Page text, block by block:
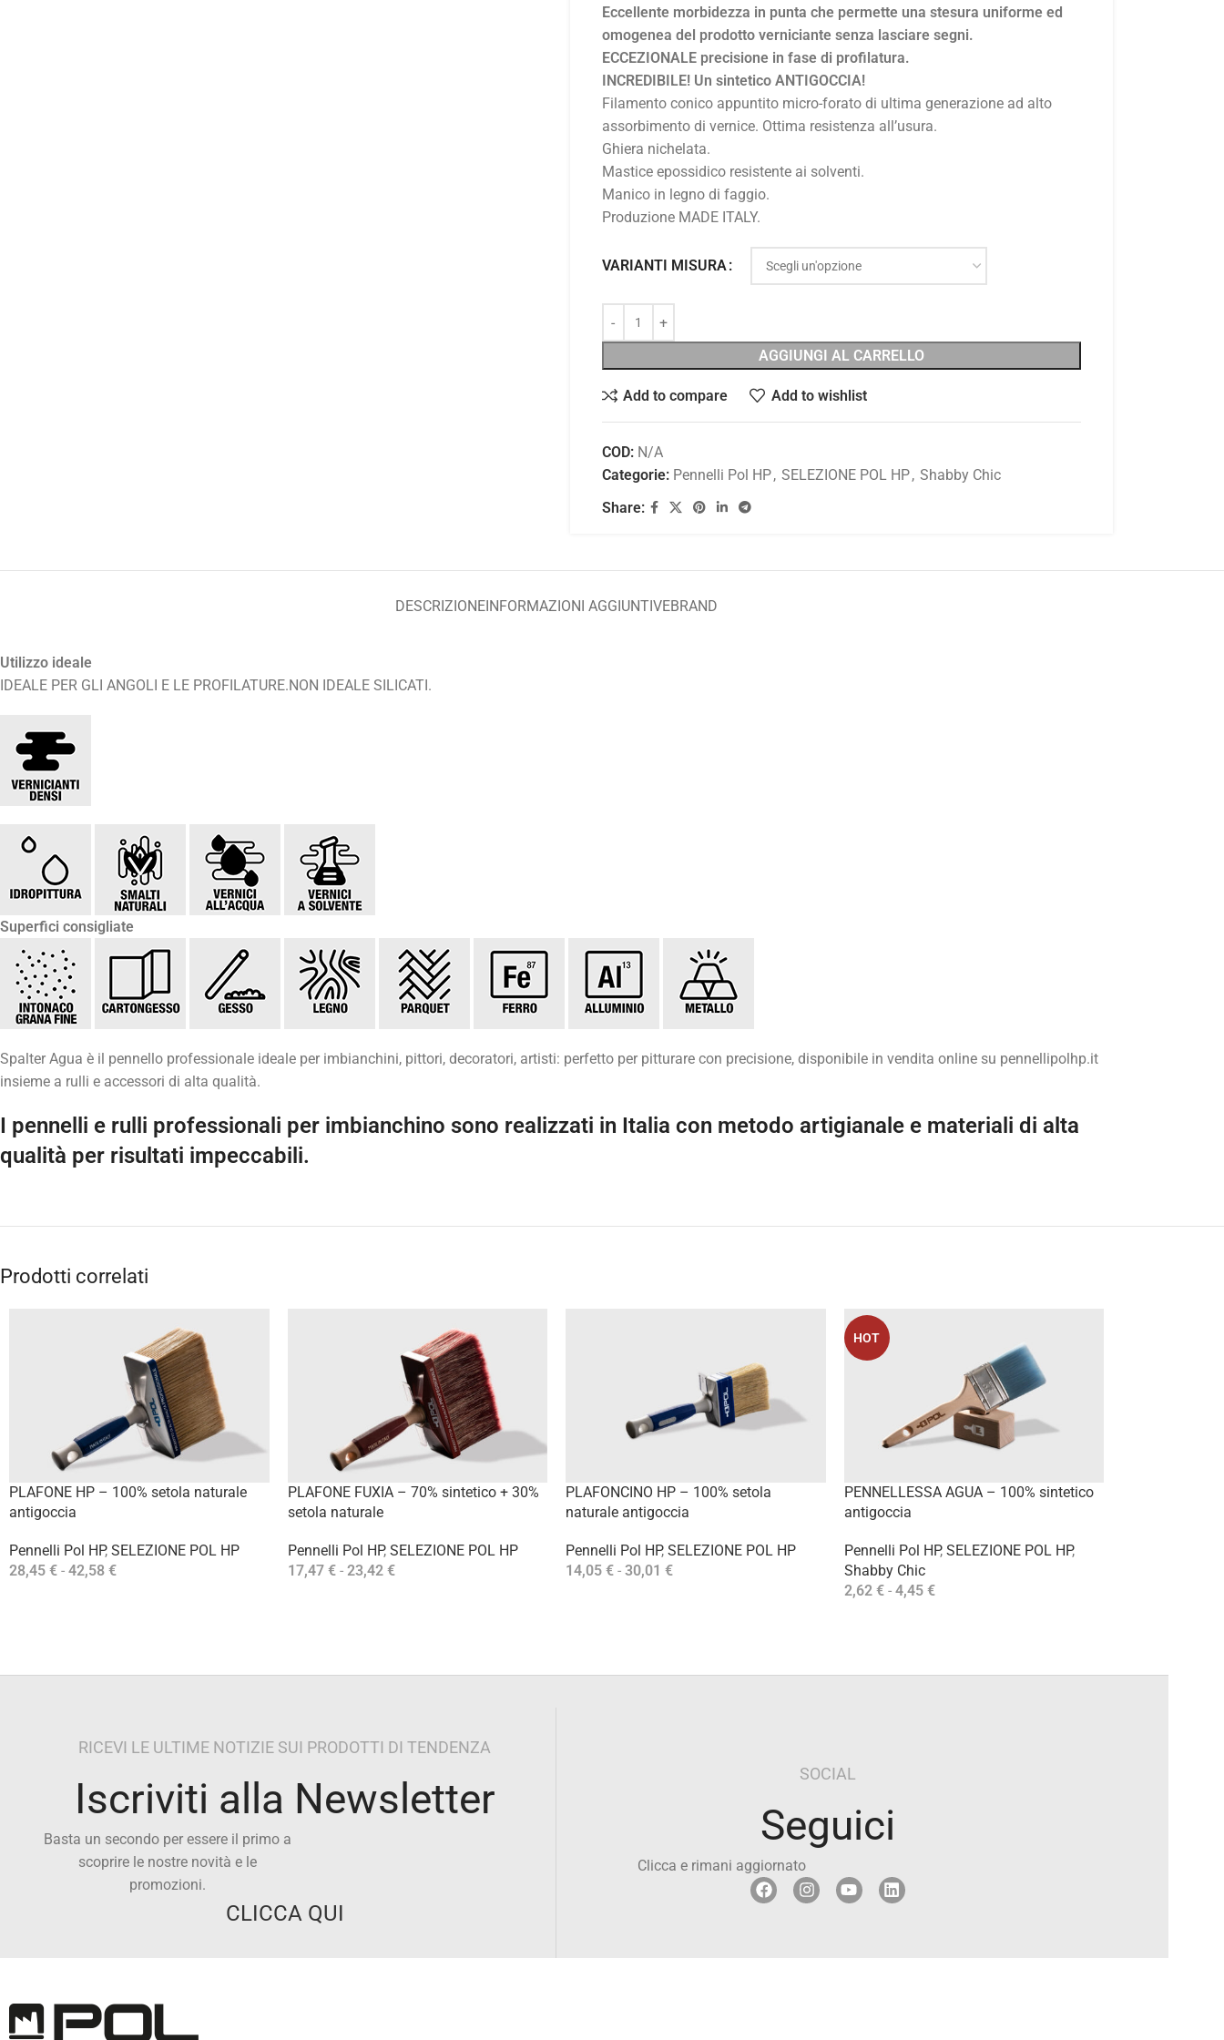
Eccellente morbidezza in punta che permette una stesura uniforme ed
omogenea del prodotto verniciante senza lasciare segni.
ECCEZIONALE precisione in fase di profilatura.
INCREDIBILE! Un sintetico ANTIGOCCIA!
Filamento conico appuntito micro-forato di ultima generazione ad alto
assorbimento di vernice. Ottima resistenza all’usura.
Ghiera nichelata.
Mastice epossidico resistente ai solventi.
Manico in legno di faggio.
Produzione MADE ITALY.
VARIANTI MISURA
AGGIUNGI AL CARRELLO
Add to compare Add to wishlist
COD: N/A
Categorie: Pennelli Pol HP, SELEZIONE POL HP, Shabby Chic
Share:
DESCRIZIONEINFORMAZIONI AGGIUNTIVEBRAND
Utilizzo ideale
IDEALE PER GLI ANGOLI E LE PROFILATURE.NON IDEALE SILICATI.
Superfici consigliate
Spalter Agua è il pennello professionale ideale per imbianchini, pittori, decoratori, artisti: perfetto per pitturare con precisione, disponibile in vendita online su pennellipolhp.it
insieme a rulli e accessori di alta qualità.
I pennelli e rulli professionali per imbianchino sono realizzati in Italia con metodo artigianale e materiali di alta
qualità per risultati impeccabili.
Prodotti correlati
PLAFONE HP – 100% setola naturale
antigoccia
Pennelli Pol HP, SELEZIONE POL HP
28,45 € - 42,58 €
PLAFONE FUXIA – 70% sintetico + 30%
setola naturale
Pennelli Pol HP, SELEZIONE POL HP
17,47 € - 23,42 €
PLAFONCINO HP – 100% setola
naturale antigoccia
Pennelli Pol HP, SELEZIONE POL HP
14,05 € - 30,01 €
HOT
PENNELLESSA AGUA – 100% sintetico
antigoccia
Pennelli Pol HP, SELEZIONE POL HP,
Shabby Chic
2,62 € - 4,45 €
RICEVI LE ULTIME NOTIZIE SUI PRODOTTI DI TENDENZA
Iscriviti alla Newsletter
Basta un secondo per essere il primo a
scoprire le nostre novità e le
promozioni.
CLICCA QUI
SOCIAL
Seguici
Clicca e rimani aggiornato